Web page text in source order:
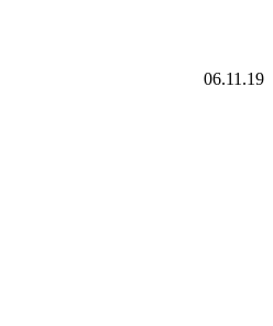
06.11.19